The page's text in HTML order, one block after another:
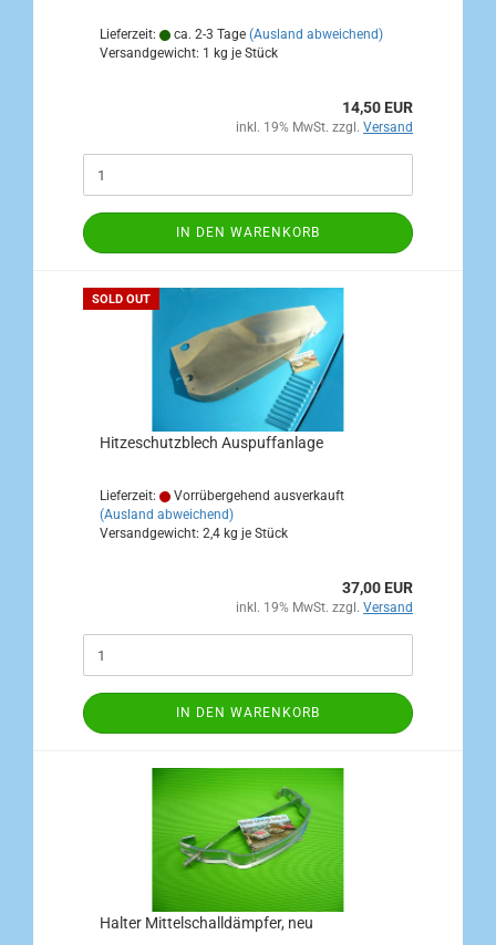
Lieferzeit: ca. 2-3 Tage (Ausland abweichend)
Versandgewicht: 1 kg je Stück
14,50 EUR
inkl. 19% MwSt. zzgl. Versand
IN DEN WARENKORB
SOLD OUT
Hitzeschutzblech Auspuffanlage
Lieferzeit:
Vorrübergehend ausverkauft
(Ausland abweichend)
Versandgewicht: 2,4 kg je Stück
37,00 EUR
inkl. 19% MwSt. zzgl. Versand
IN DEN WARENKORB
Halter Mittelschalldämpfer, neu